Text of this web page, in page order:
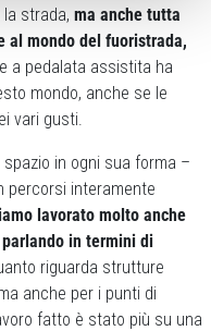
strada, ma anche tutta
mondo del fuoristrada,
a pedalata assistita ha
mondo, anche se le
vari gusti.
in ogni sua forma –
percorsi interamente
lavorato molto anche
in termini di
riguarda strutture
anche per i punti di
fatto è stato più su una